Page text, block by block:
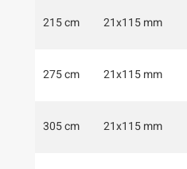
215 cm 21x115 mm
275 cm 21x115 mm
305 cm 21x115 mm